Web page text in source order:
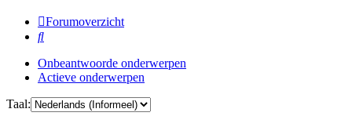
Forumoverzicht
Zoek
Onbeantwoorde onderwerpen
Actieve onderwerpen
Taal: